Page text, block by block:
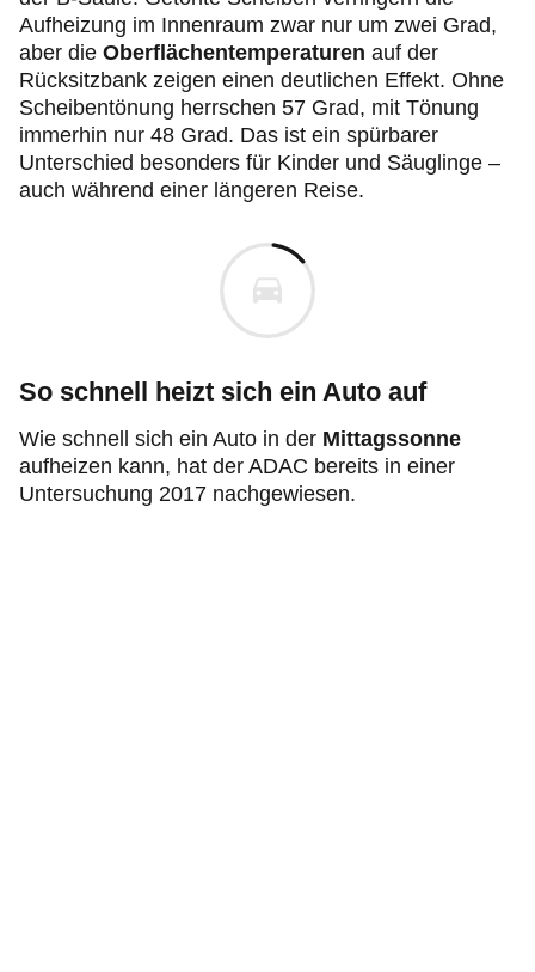
Aufheizung im Innenraum zwar nur um zwei Grad,
aber die Oberflächentemperaturen auf der
Rücksitzbank zeigen einen deutlichen Effekt. Ohne
Scheibentönung herrschen 57 Grad, mit Tönung
immerhin nur 48 Grad. Das ist ein spürbarer
Unterschied besonders für Kinder und Säuglinge –
auch während einer längeren Reise.
So schnell heizt sich ein Auto auf
Wie schnell sich ein Auto in der Mittagssonne
aufheizen kann, hat der ADAC bereits in einer
Untersuchung 2017 nachgewiesen.